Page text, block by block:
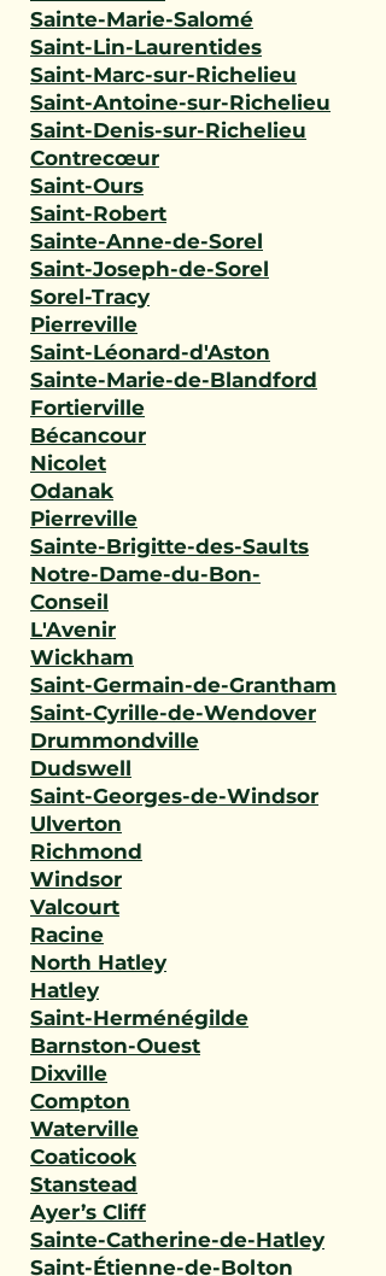
Sainte-Marie-Salomé
Saint-Lin-Laurentides
Saint-Marc-sur-Richelieu
Saint-Antoine-sur-Richelieu
Saint-Denis-sur-Richelieu
Contrecœur
Saint-Ours
Saint-Robert
Sainte-Anne-de-Sorel
Saint-Joseph-de-Sorel
Sorel-Tracy
Pierreville
Saint-Léonard-d'Aston
Sainte-Marie-de-Blandford
Fortierville
Bécancour
Nicolet
Odanak
Pierreville
Sainte-Brigitte-des-Saults
Notre-Dame-du-Bon-
Conseil
L'Avenir
Wickham
Saint-Germain-de-Grantham
Saint-Cyrille-de-Wendover
Drummondville
Dudswell
Saint-Georges-de-Windsor
Ulverton
Richmond
Windsor
Valcourt
Racine
North Hatley
Hatley
Saint-Herménégilde
Barnston-Ouest
Dixville
Compton
Waterville
Coaticook
Stanstead
Ayer’s Cliff
Sainte-Catherine-de-Hatley
Saint-Étienne-de-Bolton